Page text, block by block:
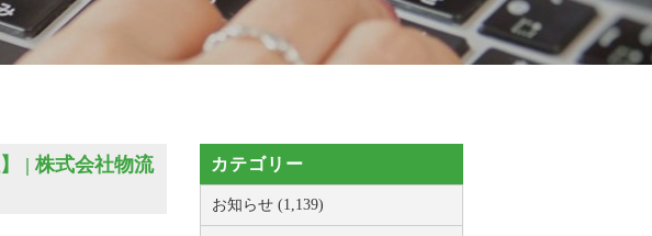
| 株式会社物流
カテゴリー
お知らせ (1,139)